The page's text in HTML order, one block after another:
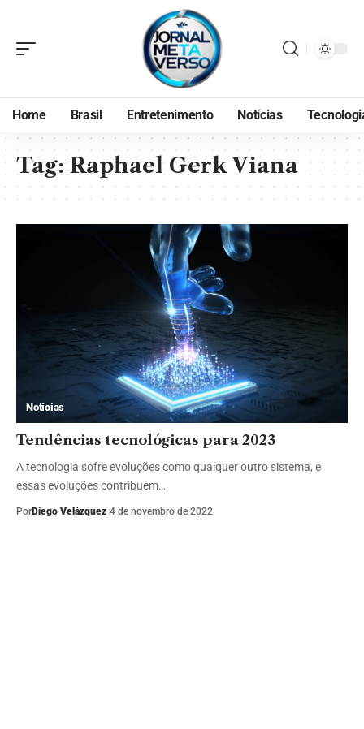
Home Brasil Entretenimento Notícias
Tag:Raphael Gerk Viana
Notícias
Tendências tecnológicas para 2023
A tecnologia sofre evoluções como qualquer outro sistema, e
essas evoluções contribuem…
PorDiego Velázquez 4 de novembro de 2022